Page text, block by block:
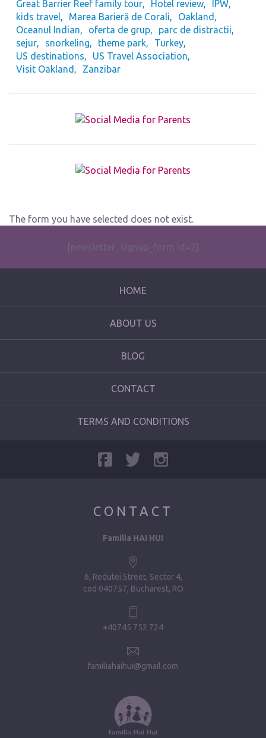
Great Barrier Reef family tour
Hotel review
IPW
kids travel
Marea Barieră de Corali
Oakland
Oceanul Indian
oferta de grup
parc de distractii
sejur
snorkeling theme park
Turkey
US destinations
US Travel Association
Visit Oakland
Zanzibar
The form you have selected does not exist.
[newsletter_signup_form id=2]
HOME
ABOUT US
BLOG
CONTACT
TERMS AND CONDITIONS
CONTACT
Familia HAI HUI
6, Redutei Street, Sector 4
cod 040757, Bucharest, RO
+40745 752 724
familiahaihui@gmail.com